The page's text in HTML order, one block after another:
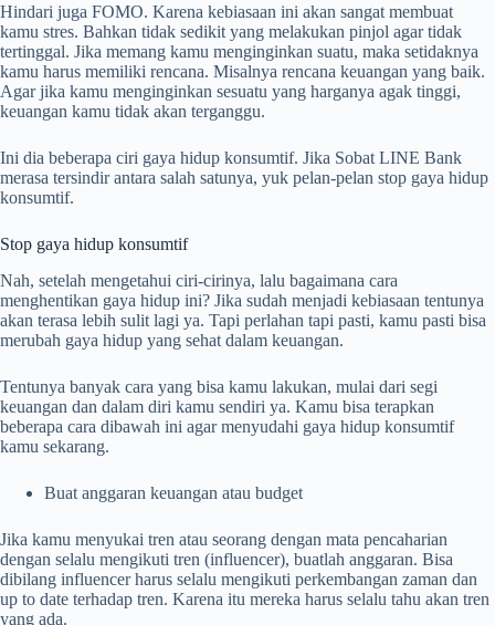
Hindari juga FOMO. Karena kebiasaan ini akan sangat membuat
kamu stres. Bahkan tidak sedikit yang melakukan pinjol agar tidak
tertinggal. Jika memang kamu menginginkan suatu, maka setidaknya
kamu harus memiliki rencana. Misalnya rencana keuangan yang baik.
Agar jika kamu menginginkan sesuatu yang harganya agak tinggi,
keuangan kamu tidak akan terganggu.
Ini dia beberapa ciri gaya hidup konsumtif. Jika Sobat LINE Bank
merasa tersindir antara salah satunya, yuk pelan-pelan stop gaya hidup
konsumtif.
Stop gaya hidup konsumtif
Nah, setelah mengetahui ciri-cirinya, lalu bagaimana cara
menghentikan gaya hidup ini? Jika sudah menjadi kebiasaan tentunya
akan terasa lebih sulit lagi ya. Tapi perlahan tapi pasti, kamu pasti bisa
merubah gaya hidup yang sehat dalam keuangan.
Tentunya banyak cara yang bisa kamu lakukan, mulai dari segi
keuangan dan dalam diri kamu sendiri ya. Kamu bisa terapkan
beberapa cara dibawah ini agar menyudahi gaya hidup konsumtif
kamu sekarang.
Buat anggaran keuangan atau budget
Jika kamu menyukai tren atau seorang dengan mata pencaharian
dengan selalu mengikuti tren (influencer), buatlah anggaran. Bisa
dibilang influencer harus selalu mengikuti perkembangan zaman dan
up to date terhadap tren. Karena itu mereka harus selalu tahu akan tren
yang ada.